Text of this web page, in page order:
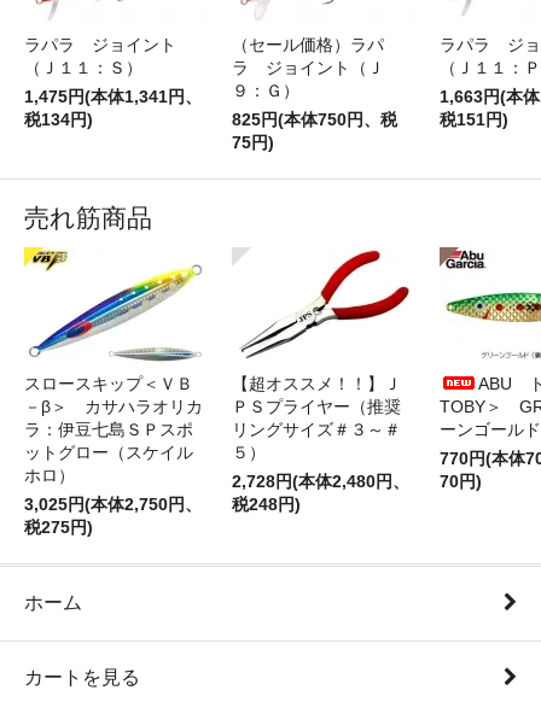
ラパラ ジョイント
（Ｊ１１：Ｓ）
1,475円(本体1,341円、
税134円)
（セール価格）ラパ
ラ ジョイント（Ｊ
９：Ｇ）
825円(本体750円、税
75円)
ラパラ ジョ
（Ｊ１１：
1,663円(本
税151円)
売れ筋商品
スロースキップ＜ＶＢ
－β＞ カサハラオリカ
ラ：伊豆七島ＳＰスポ
ットグロー（スケイル
ホロ）
3,025円(本体2,750円、
税275円)
【超オススメ！！】Ｊ
ＰＳプライヤー（推奨
リングサイズ＃３～＃
５）
2,728円(本体2,480円、
税248円)
ABU
TOBY＞
ーンゴールド
770円(本体
70円)
ホーム
カートを見る